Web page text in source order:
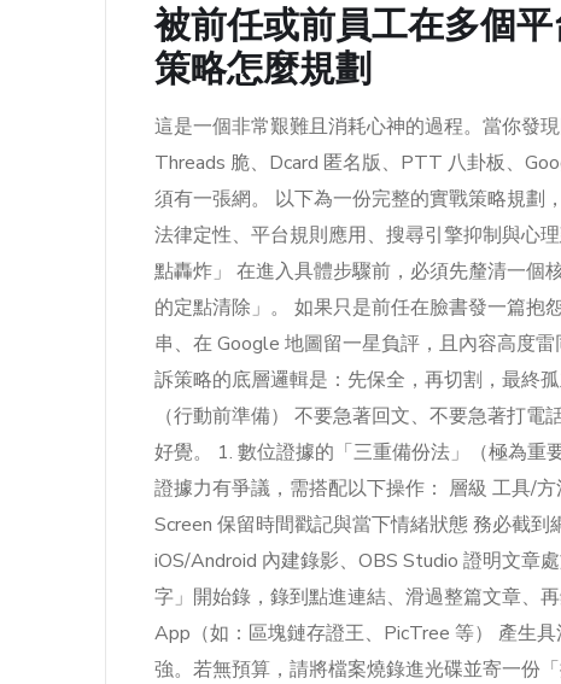
被前任或前員工在多個
策略怎麼規劃
這是一個非常艱難且消耗心神的過程。當你發
Threads 脆、Dcard 匿名版、PTT 八卦板、
須有一張網。 以下為一份完整的實戰策略規劃
法律定性、平台規則應用、搜尋引擎抑制與心
點轟炸」 在進入具體步驟前，必須先釐清一個
的定點清除」。 如果只是前任在臉書發一篇抱
串、在 Google 地圖留一星負評，且內容高度
訴策略的底層邏輯是：先保全，再切割，最
（行動前準備） 不要急著回文、不要急著打
好覺。 1. 數位證據的「三重備份法」（極為重
證據力有爭議，需搭配以下操作： 層級 工具/
Screen 保留時間戳記與當下情緒狀態 務必截
iOS/Android 內建錄影、OBS Studio 證明文章
字」開始錄，錄到點進連結、滑過整篇文章、
App（如：區塊鏈存證王、PicTree 等） 產生
強。若無預算，請將檔案燒錄進光碟並寄一份